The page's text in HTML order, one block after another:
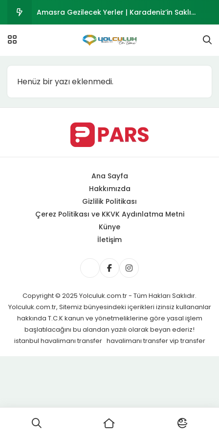
Amasra Gezilecek Yerler | Karadeniz’in Saklı
Osmaniye Gezilecek Yerler 2026 | Tarihi ve Doğal
ve Kilis Polateli Rehberi
Musabeyli Gezilecek Yerler 2026 | Kilis’in Tarihi
İlçesi
Kurucaşile Gezilecek Yerler | Bartın’ın Ahşap
Tekne Kasabası
Henüz bir yazı eklenmedi.
Ana Sayfa
Hakkımızda
Gizlilik Politikası
Çerez Politikası ve KKVK Aydınlatma Metni
Künye
İletişim
Copyright © 2025 Yolculuk.com.tr - Tüm Hakları Saklıdır.
Yolculuk.com.tr, Sitemiz bünyesindeki içerikleri izinsiz kullananlar
hakkında T.C.K kanun ve yönetmeliklerine göre yasal işlem
başlatılacağını bu alandan yazılı olarak beyan ederiz!
istanbul havalimanı transfer havalimanı transfervip transfer